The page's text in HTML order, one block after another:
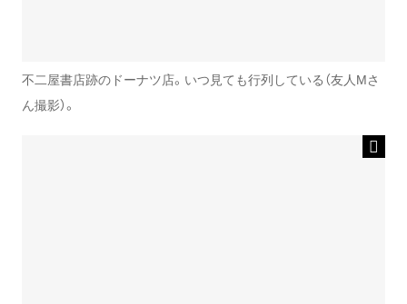
不二屋書店跡のドーナツ店。いつ見ても行列している（友人Mさ
ん撮影）。